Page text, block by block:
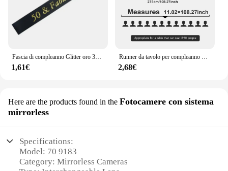
Fascia di compleanno Glitter oro 30 40 50 60 70 80 fascia di raso favolosa per il 30 ° 40 ° 50 ° 60 ° 70 ° 80 ° forniture per decorazioni per feste di compleanno
1,61€
Runner da tavolo per compleanno di 18 30 40 50 70 anni Decorazioni per feste di buon compleanno Bambini Adulti Forniture per feste di compleanno Bomboniera Baby Shower
2,68€
Here are the products found in the Fotocamere con sistema
mirrorless
Specifications:
Model: 70 9183
Category: Mirrorless Cameras